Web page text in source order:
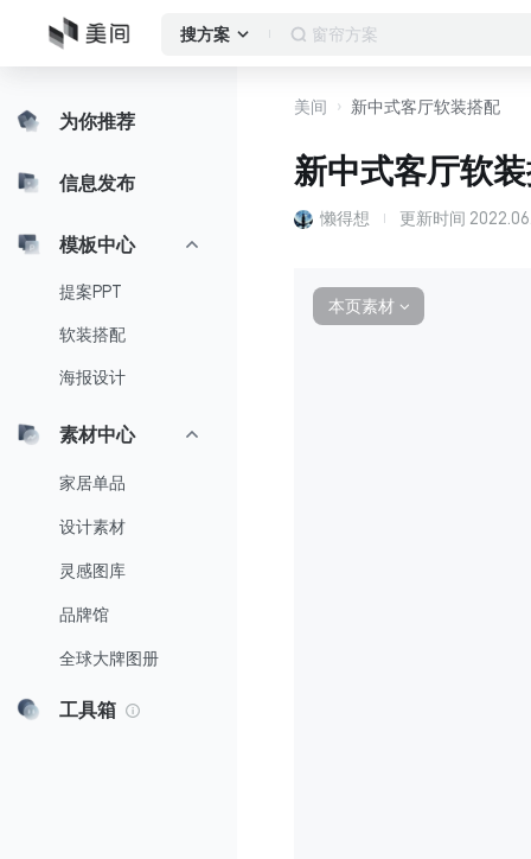
搜方案 客厅
为你推荐
信息发布
模板中心
提案PPT
软装搭配
海报设计
素材中心
家居单品
设计素材
灵感图库
品牌馆
全球大牌图册
工具箱
美间 新中式客厅软装搭配
新中式客厅软
懒得想 更新时间
本页素材 ∨